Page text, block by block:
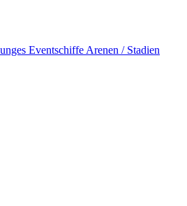
Eventschiffe Arenen / Stadien